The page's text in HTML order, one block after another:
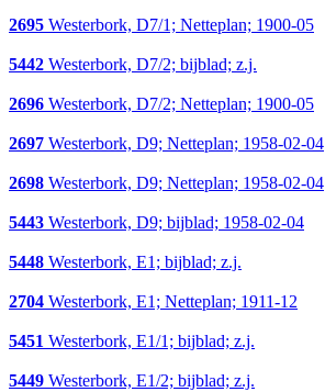
2695 Westerbork, D7/1; Netteplan; 1900-05
5442 Westerbork, D7/2; bijblad; z.j.
2696 Westerbork, D7/2; Netteplan; 1900-05
2697 Westerbork, D9; Netteplan; 1958-02-04
2698 Westerbork, D9; Netteplan; 1958-02-04
5443 Westerbork, D9; bijblad; 1958-02-04
5448 Westerbork, E1; bijblad; z.j.
2704 Westerbork, E1; Netteplan; 1911-12
5451 Westerbork, E1/1; bijblad; z.j.
5449 Westerbork, E1/2; bijblad; z.j.